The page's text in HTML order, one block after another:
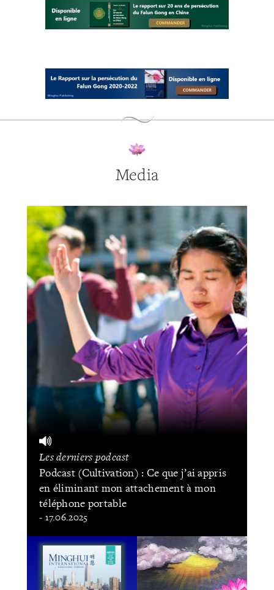
Media
Les derniers podcast
Podcast (Cultivation) : Ce que j’ai appris
en éliminant mon attachement à mon
téléphone portable
- 17.06.2025